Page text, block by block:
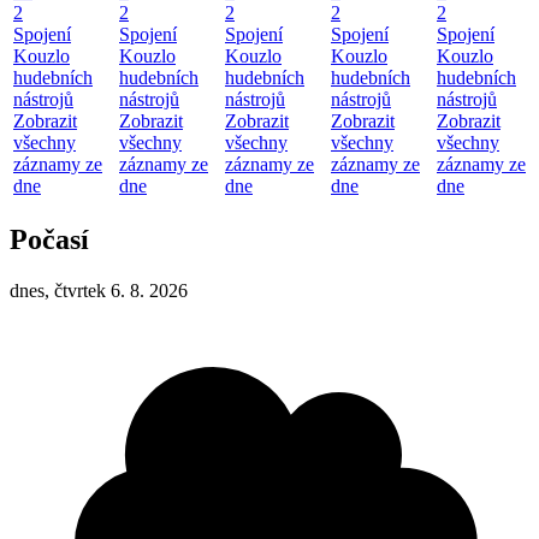
2
Spojení
Kouzlo
hudebních
nástrojů
Zobrazit
všechny
záznamy ze
dne
2
Spojení
Kouzlo
hudebních
nástrojů
Zobrazit
všechny
záznamy ze
dne
2
Spojení
Kouzlo
hudebních
nástrojů
Zobrazit
všechny
záznamy ze
dne
2
Spojení
Kouzlo
hudebních
nástrojů
Zobrazit
všechny
záznamy ze
dne
2
Spojení
Kouzlo
hudebních
nástrojů
Zobrazit
všechny
záznamy ze
dne
Počasí
dnes, čtvrtek 6. 8. 2026